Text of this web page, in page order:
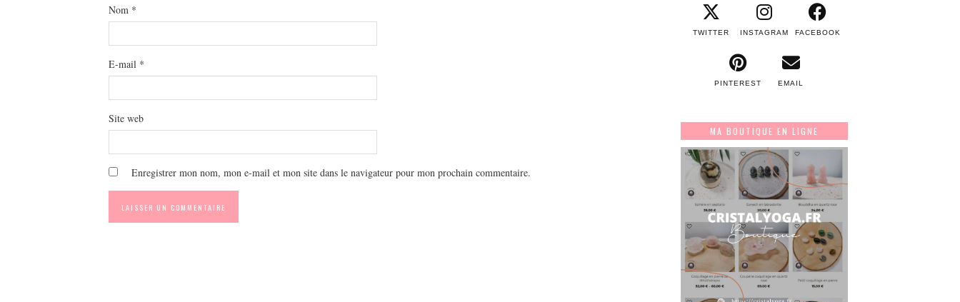
Nom *
E-mail *
Site web
Enregistrer mon nom, mon e-mail et mon site dans le navigateur pour mon prochain commentaire.
TWITTER INSTAGRAM FACEBOOK
PINTEREST EMAIL
MA BOUTIQUE EN LIGNE